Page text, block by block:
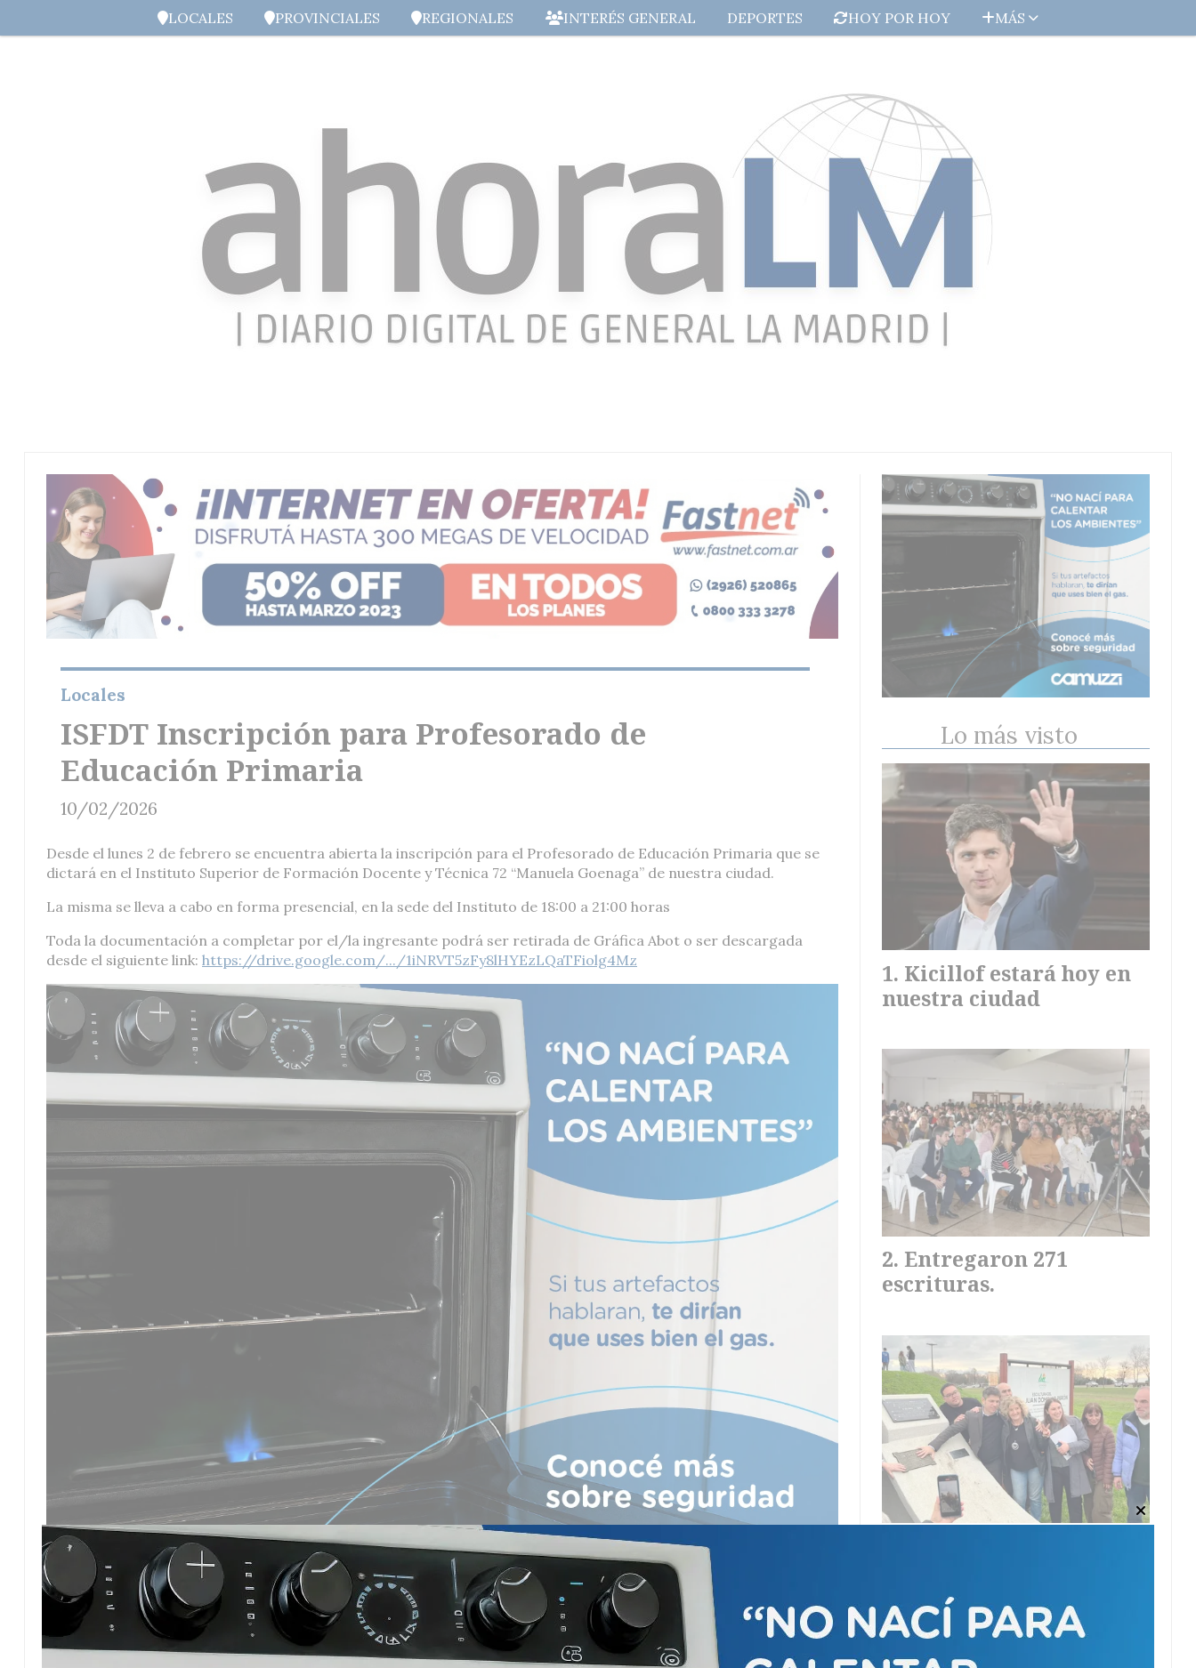
LOCALES PROVINCIALES REGIONALES INTERÉS GENERAL DEPORTES HOY POR HOY MÁS
ISFDT Inscripción para Profesorado de
Educación Primaria
Locales
10/02/2026
Desde el lunes 2 de febrero se encuentra abierta la inscripción para el Profesorado de Educación Primaria que se
dictará en el Instituto Superior de Formación Docente y Técnica 72 “Manuela Goenaga” de nuestra ciudad.
La misma se lleva a cabo en forma presencial, en la sede del Instituto de 18:00 a 21:00 horas
Toda la documentación a completar por el/la ingresante podrá ser retirada de Gráfica Abot o ser descargada
desde el siguiente link: https://drive.google.com/.../1iNRVT5zFy8lHYEzLQaTFiolg4Mz
Lo más visto
Kicillof estará hoy en
nuestra ciudad
Entregaron 271
escrituras.